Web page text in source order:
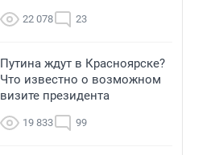
22 078 23
Путина ждут в Красноярске?
Что известно о возможном
визите президента
19 833 99